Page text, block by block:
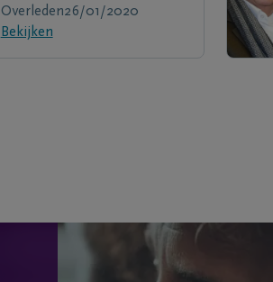
Overleden26/01/2020
Bekijken